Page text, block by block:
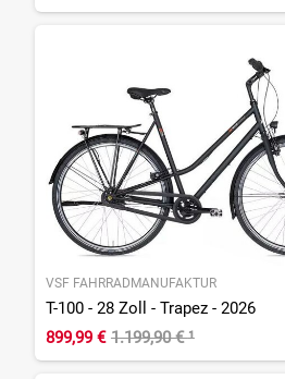
VSF FAHRRADMANUFAKTUR
T-100 - 28 Zoll - Trapez - 2026
899,99 € 1.199,90 €¹